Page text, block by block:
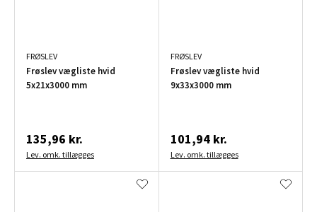
FRØSLEV
Frøslev vægliste hvid
5x21x3000 mm
135,96 kr.
Lev. omk. tillægges
FRØSLEV
Frøslev vægliste hvid
9x33x3000 mm
101,94 kr.
Lev. omk. tillægges